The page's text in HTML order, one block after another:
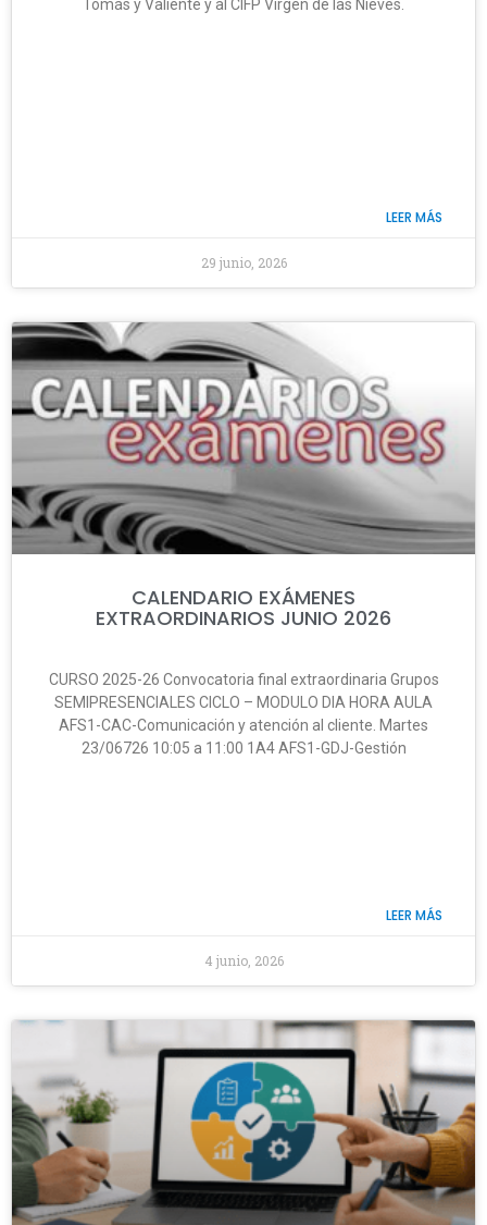
Tomás y Valiente y al CIFP Virgen de las Nieves.
LEER MÁS
29 junio, 2026
CALENDARIO EXÁMENES
EXTRAORDINARIOS JUNIO 2026
CURSO 2025-26 Convocatoria final extraordinaria Grupos
SEMIPRESENCIALES CICLO – MODULO DIA HORA AULA
AFS1-CAC-Comunicación y atención al cliente. Martes
23/06726 10:05 a 11:00 1A4 AFS1-GDJ-Gestión
LEER MÁS
4 junio, 2026